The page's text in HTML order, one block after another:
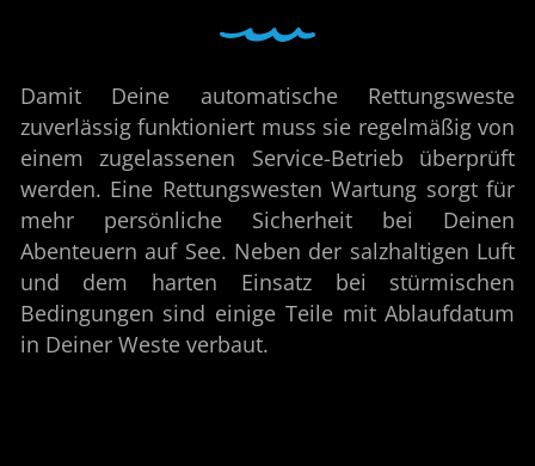
Damit Deine automatische Rettungsweste
zuverlässig funktioniert muss sie regelmäßig von
einem zugelassenen Service-Betrieb überprüft
werden. Eine Rettungswesten Wartung sorgt für
mehr persönliche Sicherheit bei Deinen
Abenteuern auf See. Neben der salzhaltigen Luft
und dem harten Einsatz bei stürmischen
Bedingungen sind einige Teile mit Ablaufdatum
in Deiner Weste verbaut.